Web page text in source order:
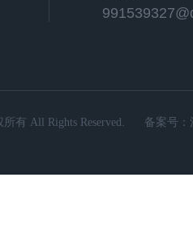
有 All Rights Reserved. 备案号：